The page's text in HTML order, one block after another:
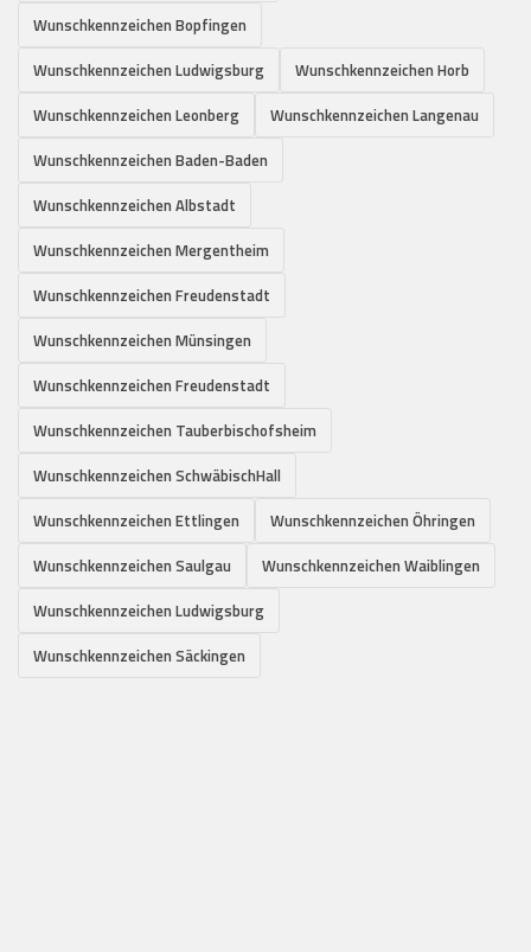
Wunschkennzeichen Bopfingen
Wunschkennzeichen Ludwigsburg
Wunschkennzeichen Horb
Wunschkennzeichen Leonberg
Wunschkennzeichen Langenau
Wunschkennzeichen Baden-Baden
Wunschkennzeichen Albstadt
Wunschkennzeichen Mergentheim
Wunschkennzeichen Freudenstadt
Wunschkennzeichen Münsingen
Wunschkennzeichen Freudenstadt
Wunschkennzeichen Tauberbischofsheim
Wunschkennzeichen SchwäbischHall
Wunschkennzeichen Ettlingen
Wunschkennzeichen Öhringen
Wunschkennzeichen Saulgau
Wunschkennzeichen Waiblingen
Wunschkennzeichen Ludwigsburg
Wunschkennzeichen Säckingen